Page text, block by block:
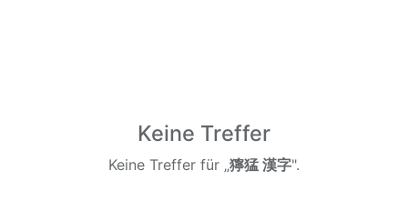
Keine Treffer
Keine Treffer für „獰猛 漢字".